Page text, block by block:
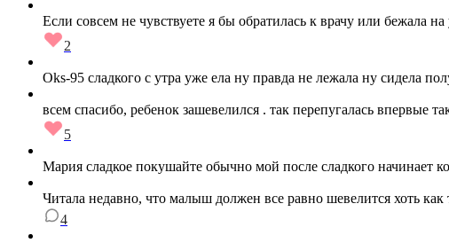
Если совсем не чувствуете я бы обратилась к врачу или бежала
2
Oks-95 сладкого с утра уже ела ну правда не лежала ну сидела
всем спасибо, ребенок зашевелился . так перепугалась впервые
5
Мария сладкое покушайте обычно мой после сладкого начинает
Читала недавно, что малыш должен все равно шевелится хоть
4